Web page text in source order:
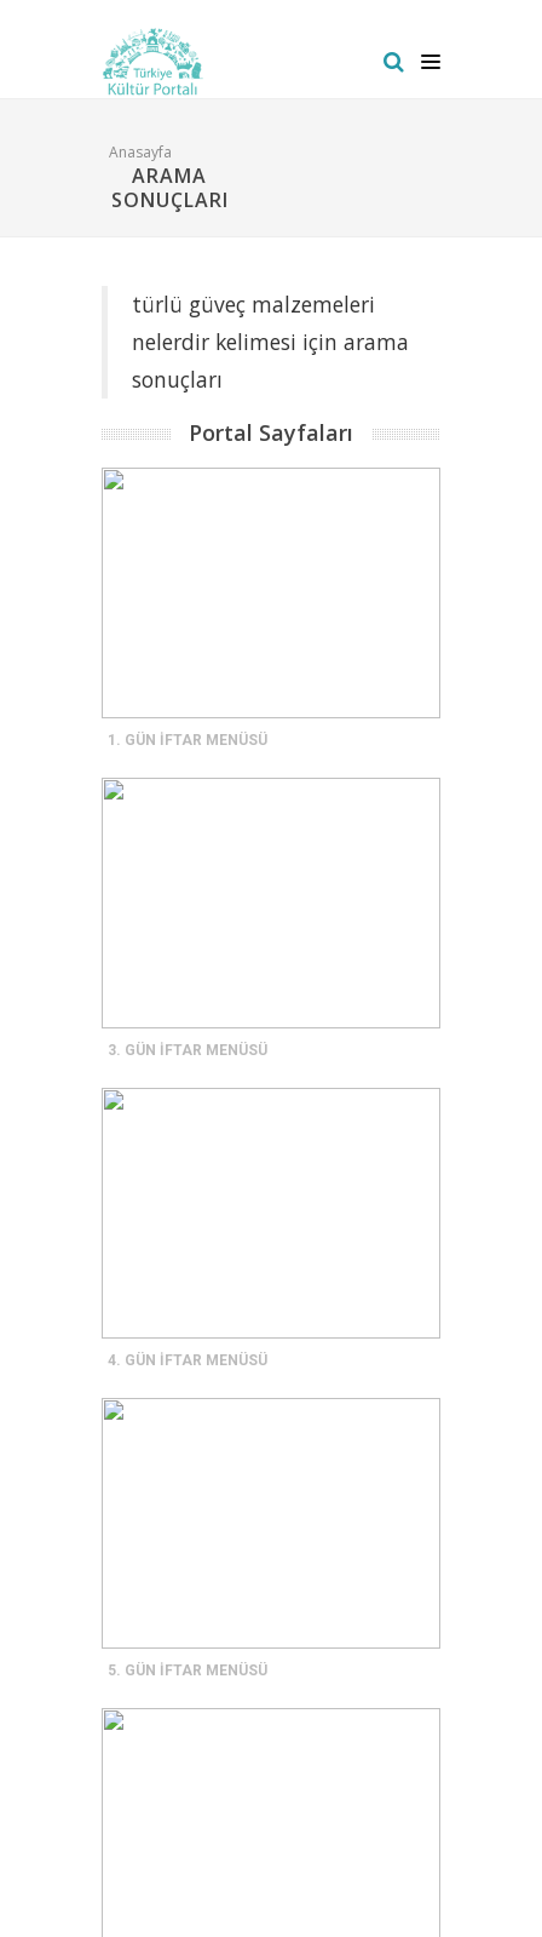
Anasayfa
ARAMA
SONUÇLARI
türlü güveç malzemeleri
nelerdir kelimesi için arama
sonuçları
Portal Sayfaları
1. GÜN İFTAR MENÜSÜ
3. GÜN İFTAR MENÜSÜ
4. GÜN İFTAR MENÜSÜ
5. GÜN İFTAR MENÜSÜ